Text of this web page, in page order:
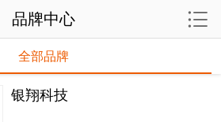
全部品牌
银翔科技
品牌中心